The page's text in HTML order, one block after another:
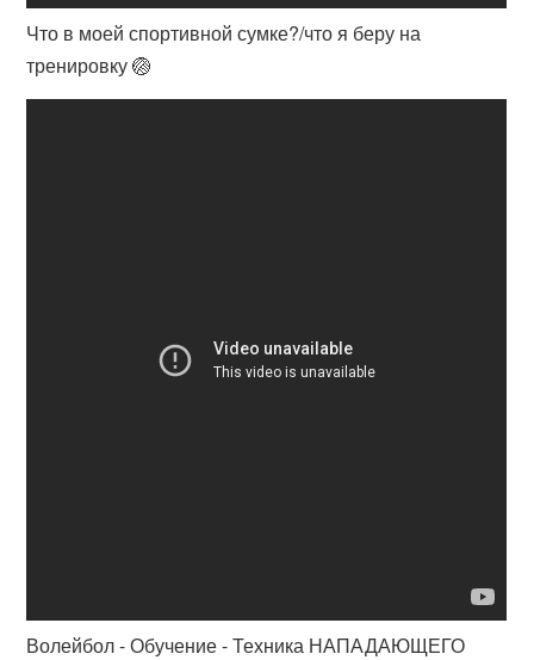
Что в моей спортивной сумке?/что я беру на
тренировку 🏐
Волейбол - Обучение - Техника НАПАДАЮЩЕГО